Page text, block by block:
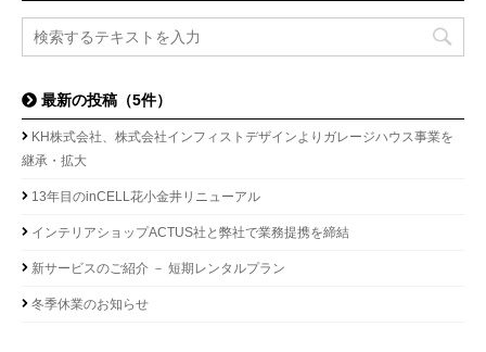
最新の投稿（5件）
KH株式会社、株式会社インフィストデザインよりガレージハウス事業を
継承・拡大
13年目のinCELL花小金井リニューアル
インテリアショップACTUS社と弊社で業務提携を締結
新サービスのご紹介 － 短期レンタルプラン
冬季休業のお知らせ